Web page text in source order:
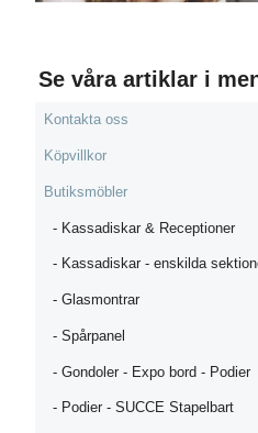
Se våra artiklar i
Kontakta oss
Köpvillkor
Butiksmöbler
- Kassadiskar & Receptioner
- Kassadiskar - enskilda
- Glasmontrar
- Spårpanel
- Gondoler - Expo bord - Podier
- Podier - SUCCE Stapelbart